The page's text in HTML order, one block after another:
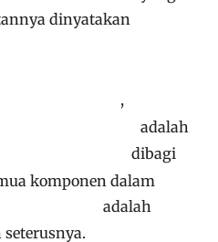
dinyatakan
,
adalah
dibagi
komponen dalam
adalah
seterusnya.